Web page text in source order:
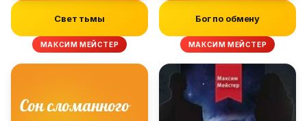
Свет тьмы
МАКСИМ МЕЙСТЕР
Бог по обмену
МАКСИМ МЕЙСТЕР